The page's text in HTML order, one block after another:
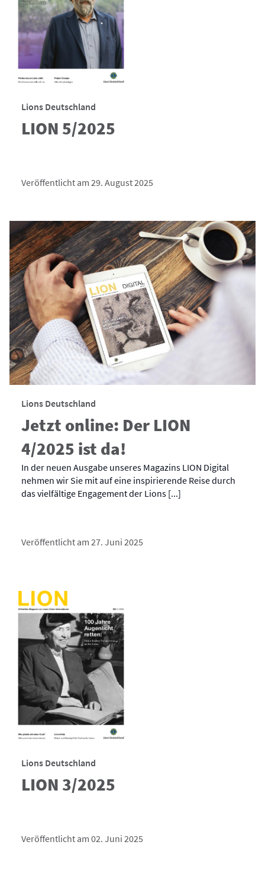
Lions Deutschland
LION 5/2025
Veröffentlicht am 29. August 2025
Lions Deutschland
Jetzt online: Der LION
4/2025 ist da!
In der neuen Ausgabe unseres Magazins LION Digital
nehmen wir Sie mit auf eine inspirierende Reise durch
das vielfältige Engagement der Lions [...]
Veröffentlicht am 27. Juni 2025
Lions Deutschland
LION 3/2025
Veröffentlicht am 02. Juni 2025